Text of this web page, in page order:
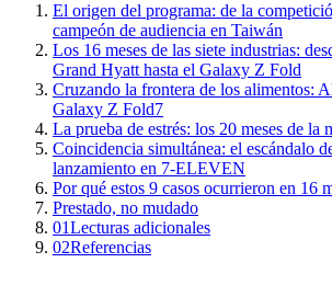
El origen del programa: de la
campeón de audiencia en Taiwán
Los 16 meses de las siete industrias:
Grand Hyatt hasta el Galaxy Z Fold
Cruzando la frontera de los alimentos:
Galaxy Z Fold7
La prueba de estrés: los 20 meses de la
Coincidencia simultánea: el escándalo
lanzamiento en 7-ELEVEN
Por qué estos 9 casos ocurrieron en 16
Prestado, no mudado
01Lecturas adicionales
02Referencias